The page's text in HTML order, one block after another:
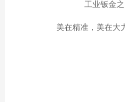
工业钣金之
美在精准，美在大